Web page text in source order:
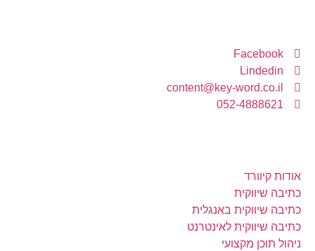
Facebook
Lindedin
content@key-word.co.il
052-4888621
אודות קיוורד
כתיבה שיווקית
כתיבה שיווקית באנגלית
כתיבה שיווקית לאינטרנט
ניהול תוכן מקצועי